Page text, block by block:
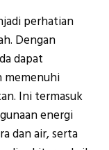
perhatian
Dengan
dapat
memenuhi
Ini termasuk
energi
dan air, serta